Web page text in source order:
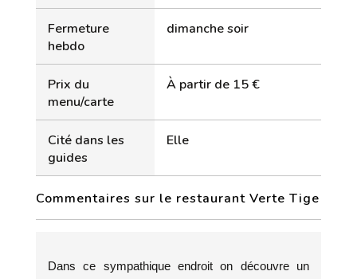
Fermeture
hebdo
dimanche soir
Prix du
menu/carte
À partir de 15 €
Cité dans les
guides
Elle
Commentaires sur le restaurant Verte Tige
Dans ce sympathique endroit on découvre un